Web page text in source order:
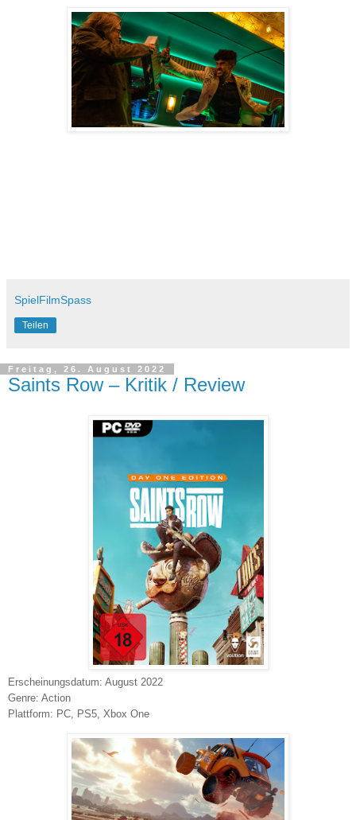
SpielFilmSpass
Teilen
Freitag, 26. August 2022
Saints Row – Kritik / Review
Erscheinungsdatum: August 2022
Genre: Action
Plattform: PC, PS5, Xbox One